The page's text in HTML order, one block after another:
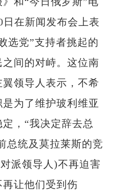
在新闻发布会上表
选党”支持者挑起的
间的对峙。这位南
领导人表示，不希
为了维护玻利维亚
，“我决定辞去总
总统及莫拉莱斯的竞
派领导人)不再迫害
让他们受到伤